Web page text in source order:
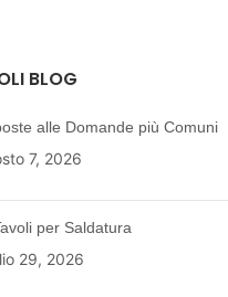
BLOG
alle Domande più Comuni
7, 2026
per Saldatura
29, 2026